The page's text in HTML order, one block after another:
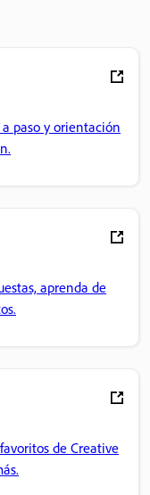
paso y orientación
aprenda de
de Creative